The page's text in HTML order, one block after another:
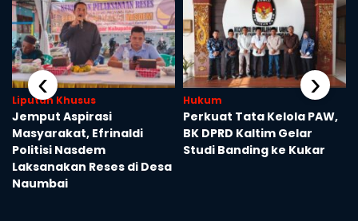
Liputan Khusus
Jemput Aspirasi
Masyarakat, Efrinaldi
Politisi Nasdem
Laksanakan Reses di Desa
Naumbai
Hukum
Perkuat Tata Kelola PAW,
BK DPRD Kaltim Gelar
Studi Banding ke Kukar
‹ ›